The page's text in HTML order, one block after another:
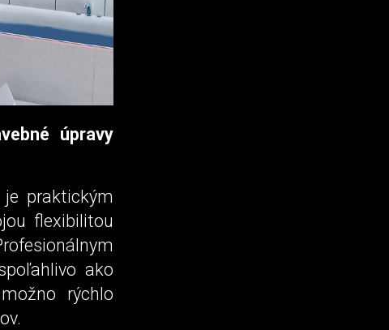
úpravy
praktickým
flexibilitou
ako
rýchlo